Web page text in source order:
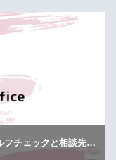
不眠で毎日つらい…働く人のための快眠セルフチェックと相談先ガイド